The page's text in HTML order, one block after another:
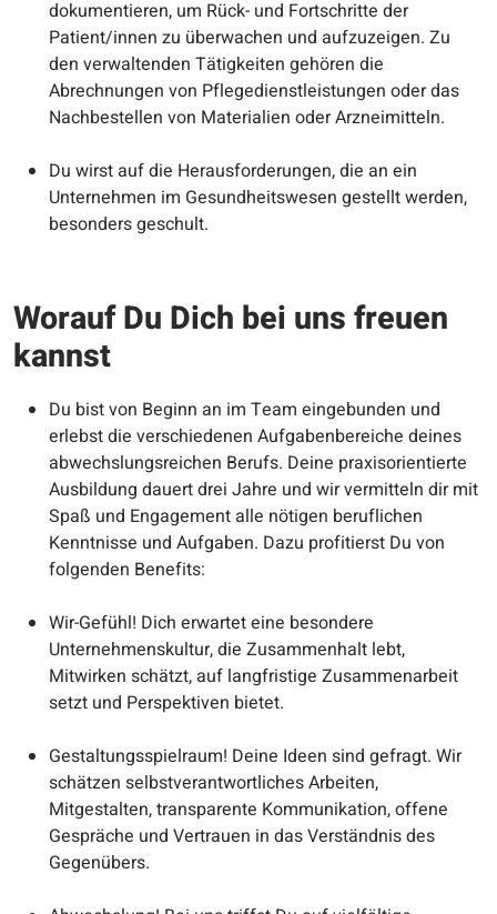
dokumentieren, um Rück- und Fortschritte der
Patient/innen zu überwachen und aufzuzeigen. Zu
den verwaltenden Tätigkeiten gehören die
Abrechnungen von Pflegedienstleistungen oder das
Nachbestellen von Materialien oder Arzneimitteln.
Du wirst auf die Herausforderungen, die an ein
Unternehmen im Gesundheitswesen gestellt werden,
besonders geschult.
Worauf Du Dich bei uns freuen
kannst
Du bist von Beginn an im Team eingebunden und
erlebst die verschiedenen Aufgabenbereiche deines
abwechslungsreichen Berufs. Deine praxisorientierte
Ausbildung dauert drei Jahre und wir vermitteln dir mit
Spaß und Engagement alle nötigen beruflichen
Kenntnisse und Aufgaben. Dazu profitierst Du von
folgenden Benefits:
Wir-Gefühl! Dich erwartet eine besondere
Unternehmenskultur, die Zusammenhalt lebt,
Mitwirken schätzt, auf langfristige Zusammenarbeit
setzt und Perspektiven bietet.
Gestaltungsspielraum! Deine Ideen sind gefragt. Wir
schätzen selbstverantwortliches Arbeiten,
Mitgestalten, transparente Kommunikation, offene
Gespräche und Vertrauen in das Verständnis des
Gegenübers.